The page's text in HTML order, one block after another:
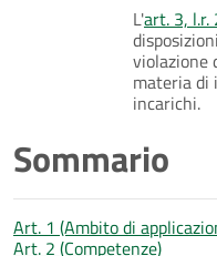
L'art. 3, l.r.
violazione
materia di
incarichi.
Sommario
Art. 1 (Ambito di
Art. 2 (Competenze)